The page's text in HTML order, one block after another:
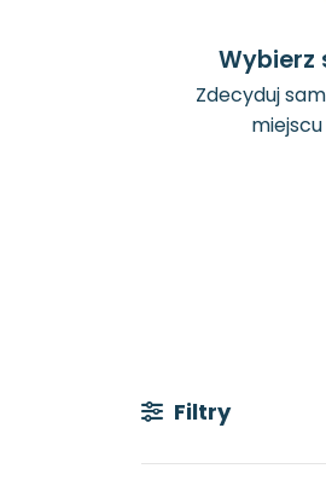
Wybierz
Zdecyduj
Filtry